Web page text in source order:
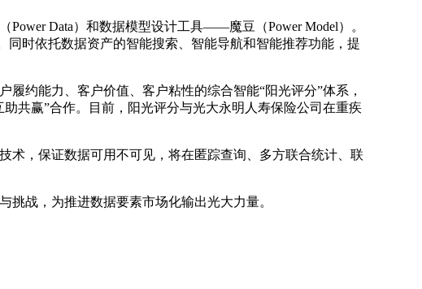
Data）和数据模型设计工具——魔豆（Power Model）。
时依托数据资产的智能搜索、智能导航和智能推荐功能，提
履约能力、客户价值、客户粘性的综合智能“阳光评分”体系，
共赢”合作。目前，阳光评分与光大永明人寿保险公司在重疾
术，保证数据可用不可见，将在匿踪查询、多方联合统计、联
战，为推进数据要素市场化输出光大力量。